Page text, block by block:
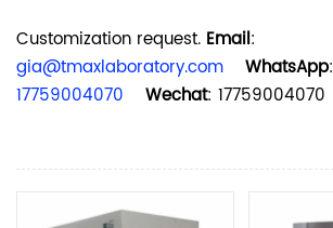
Customization request. Email:
gia@tmaxlaboratory.com
WhatsApp:
17759004070
Wechat: 17759004070